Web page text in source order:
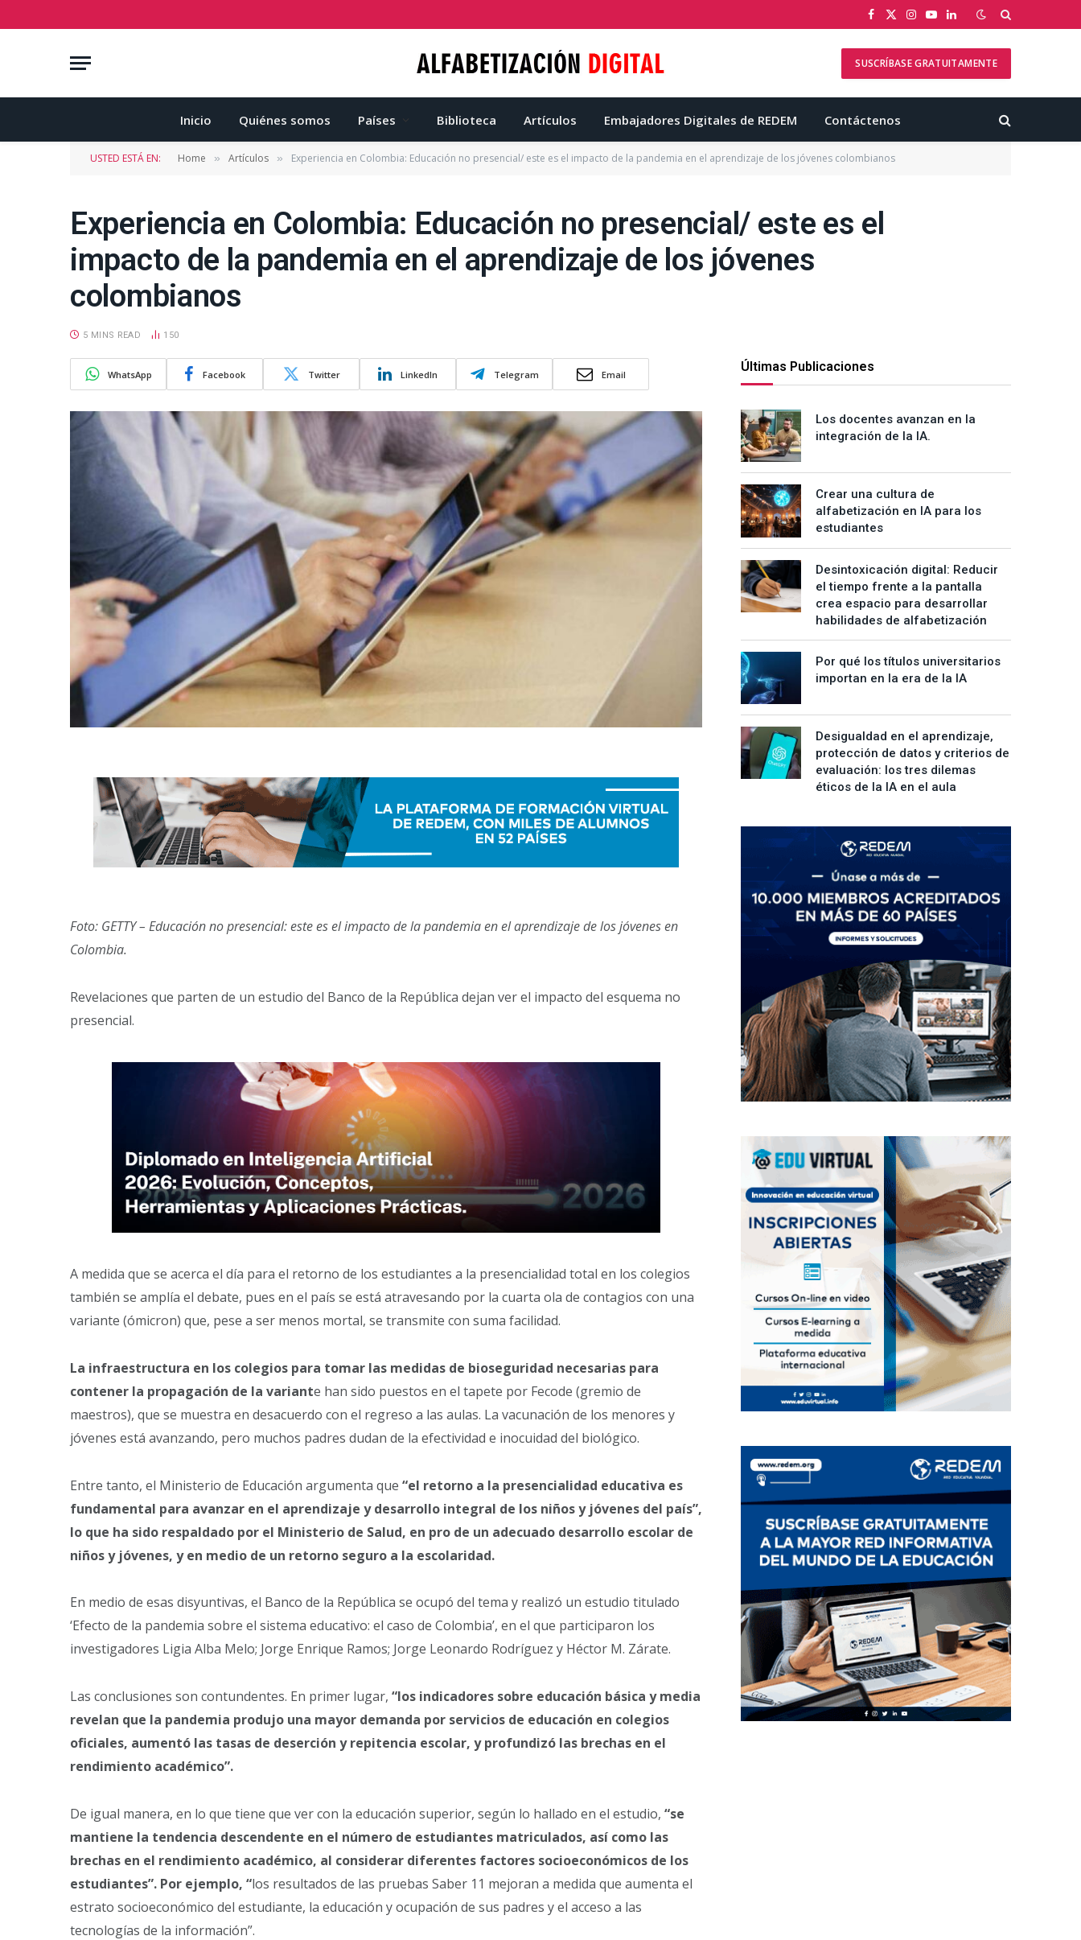
Facebook
X
Instagram
YouTube
LinkedIn
SUSCRÍBASE GRATUITAMENTE
Inicio Quiénes somos Países Biblioteca Artículos Embajadores Digitales de REDEM Contáctenos
USTED ESTÁ EN: Home » Artículos » Experiencia en Colombia: Educación no presencial/ este es el impacto de la pandemia en el aprendizaje de los jóvenes colombianos
Experiencia en Colombia: Educación no presencial/ este es el
impacto de la pandemia en el aprendizaje de los jóvenes
colombianos
5 MINS READ 150
WhatsApp Facebook Twitter LinkedIn Telegram Email
Foto: GETTY – Educación no presencial: este es el impacto de la pandemia en el aprendizaje de los jóvenes en
Colombia.
Revelaciones que parten de un estudio del Banco de la República dejan ver el impacto del esquema no
presencial.
A medida que se acerca el día para el retorno de los estudiantes a la presencialidad total en los colegios
también se amplía el debate, pues en el país se está atravesando por la cuarta ola de contagios con una
variante (ómicron) que, pese a ser menos mortal, se transmite con suma facilidad.
La infraestructura en los colegios para tomar las medidas de bioseguridad necesarias para
contener la propagación de la variante han sido puestos en el tapete por Fecode (gremio de
maestros), que se muestra en desacuerdo con el regreso a las aulas. La vacunación de los menores y
jóvenes está avanzando, pero muchos padres dudan de la efectividad e inocuidad del biológico.
Entre tanto, el Ministerio de Educación argumenta que “el retorno a la presencialidad educativa es
fundamental para avanzar en el aprendizaje y desarrollo integral de los niños y jóvenes del país”,
lo que ha sido respaldado por el Ministerio de Salud, en pro de un adecuado desarrollo escolar de
niños y jóvenes, y en medio de un retorno seguro a la escolaridad.
En medio de esas disyuntivas, el Banco de la República se ocupó del tema y realizó un estudio titulado
‘Efecto de la pandemia sobre el sistema educativo: el caso de Colombia’, en el que participaron los
investigadores Ligia Alba Melo; Jorge Enrique Ramos; Jorge Leonardo Rodríguez y Héctor M. Zárate.
Las conclusiones son contundentes. En primer lugar, “los indicadores sobre educación básica y media
revelan que la pandemia produjo una mayor demanda por servicios de educación en colegios
oficiales, aumentó las tasas de deserción y repitencia escolar, y profundizó las brechas en el
rendimiento académico”.
De igual manera, en lo que tiene que ver con la educación superior, según lo hallado en el estudio, “se
mantiene la tendencia descendente en el número de estudiantes matriculados, así como las
brechas en el rendimiento académico, al considerar diferentes factores socioeconómicos de los
estudiantes”. Por ejemplo, “los resultados de las pruebas Saber 11 mejoran a medida que aumenta el
estrato socioeconómico del estudiante, la educación y ocupación de sus padres y el acceso a las
tecnologías de la información”.
Últimas Publicaciones
Los docentes avanzan en la
integración de la IA.
Crear una cultura de
alfabetización en IA para los
estudiantes
Desintoxicación digital: Reducir
el tiempo frente a la pantalla
crea espacio para desarrollar
habilidades de alfabetización
Por qué los títulos universitarios
importan en la era de la IA
Desigualdad en el aprendizaje,
protección de datos y criterios de
evaluación: los tres dilemas
éticos de la IA en el aula